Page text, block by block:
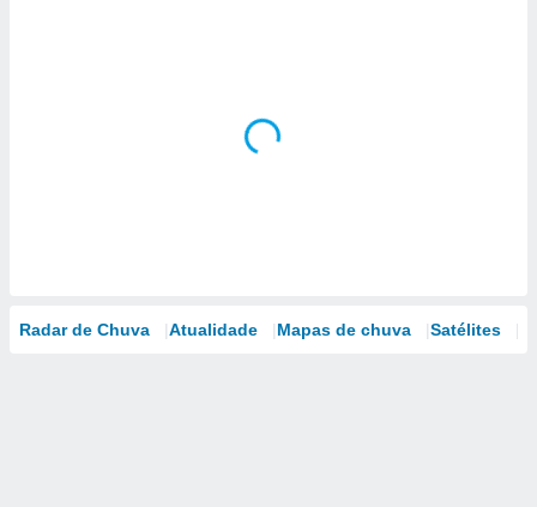
Radar de Chuva Atualidade Mapas de chuva Satélites